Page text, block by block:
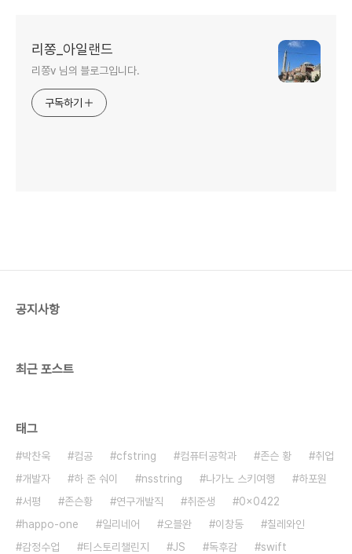
리쫑_아일랜드
리쫑v 님의 블로그입니다.
구독하기
공지사항
최근 포스트
태그
박찬욱 컴공 cfstring 컴퓨터공학과 존슨 황
취업
개발자
하 준 숴이 nsstring 나가노 스키여행
하포원
서평
존슨황 연구개발직 취준생
0x0422
happo-one
일리네어 오블완 이창동
칠레와인
감정수업
티스토리챌린지 JS 독후감 swift